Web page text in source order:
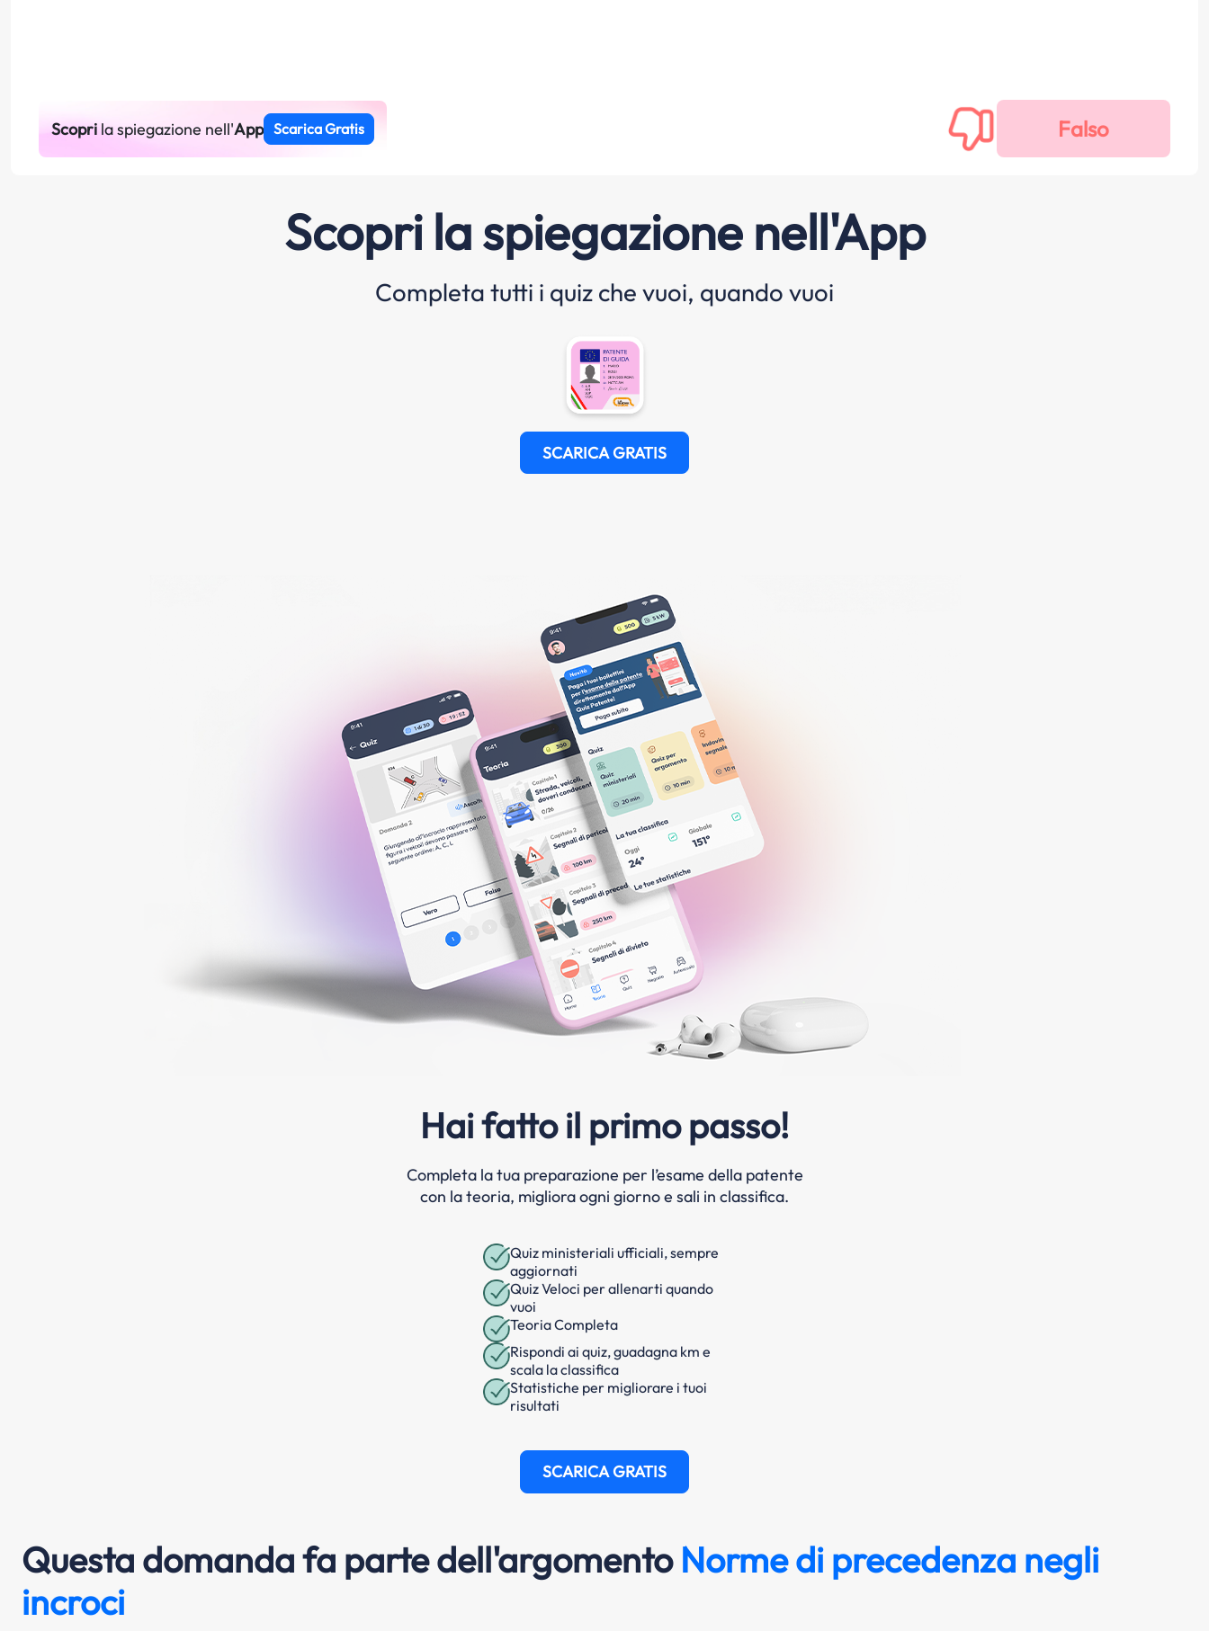
Scoprila spiegazione nell'App Scarica Gratis
Scopri la spiegazione nell'App
Completa tutti i quiz che vuoi, quando vuoi
SCARICA GRATIS
Hai fatto il primo passo!
Completa la tua preparazione per l’esame della patente
con la teoria, migliora ogni giorno e sali in classifica.
Quiz ministeriali ufficiali, sempre
aggiornati
Quiz Veloci per allenarti quando
vuoi
Teoria Completa
Rispondi ai quiz, guadagna km e
scala la classifica
Statistiche per migliorare i tuoi
risultati
SCARICA GRATIS
Questa domanda fa parte dell'argomento Norme di precedenza negli
incroci